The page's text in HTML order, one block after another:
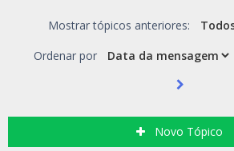
Mostrar tópicos anteriores:
Ordenar por
Novo Tópico